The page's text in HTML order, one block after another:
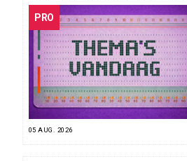
PRO
05 AUG. 2026